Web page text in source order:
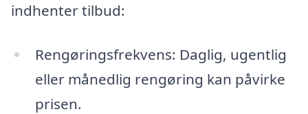
indhenter tilbud:
Rengøringsfrekvens: Daglig, ugentlig
eller månedlig rengøring kan påvirke
prisen.